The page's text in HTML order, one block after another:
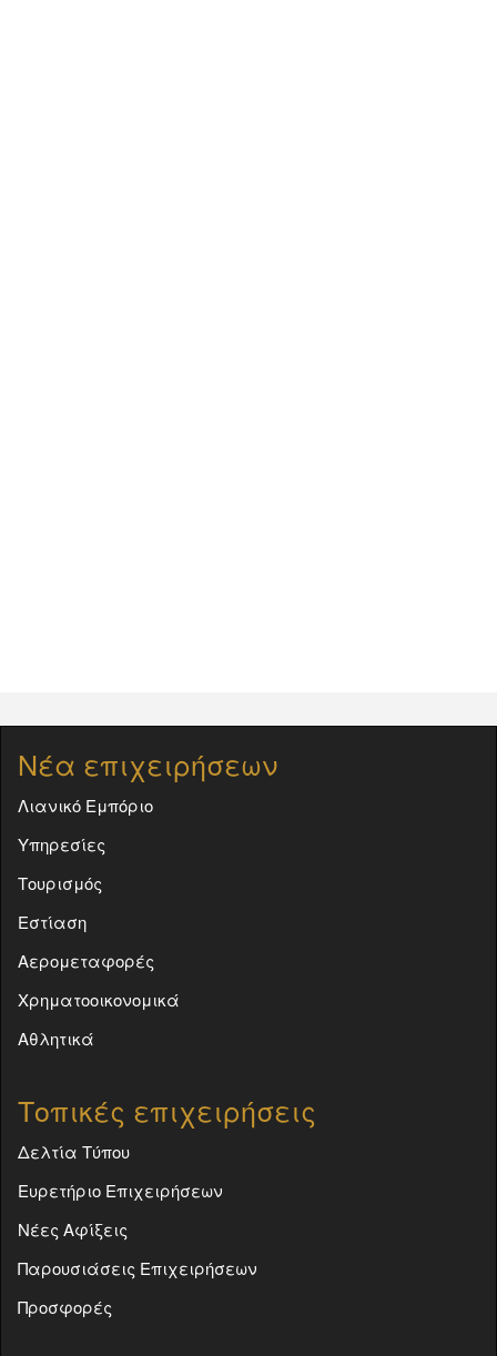
Νέα επιχειρήσεων
Λιανικό Εμπόριο
Υπηρεσίες
Τουρισμός
Εστίαση
Αερομεταφορές
Χρηματοοικονομικά
Αθλητικά
Τοπικές επιχειρήσεις
Δελτία Τύπου
Ευρετήριο Επιχειρήσεων
Νέες Αφίξεις
Παρουσιάσεις Επιχειρήσεων
Προσφορές